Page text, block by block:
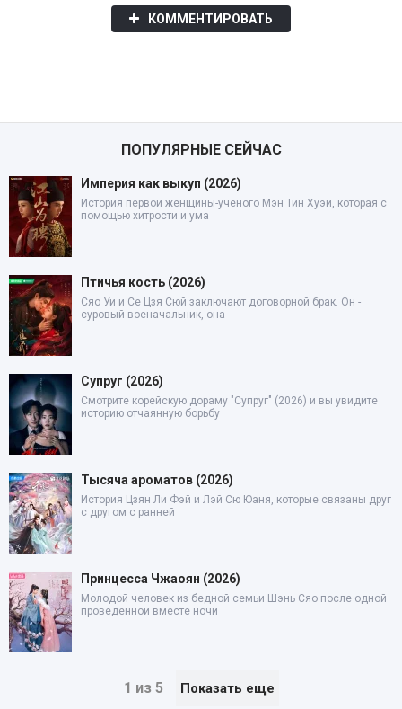
КОММЕНТИРОВАТЬ
ПОПУЛЯРНЫЕ СЕЙЧАС
Империя как выкуп (2026)
История первой женщины-ученого Мэн Тин Хуэй, которая с
помощью хитрости и ума
Птичья кость (2026)
Сяо Уи и Се Цзя Сюй заключают договорной брак. Он -
суровый военачальник, она -
Супруг (2026)
Смотрите корейскую дораму "Супруг" (2026) и вы увидите
историю отчаянную борьбу
Тысяча ароматов (2026)
История Цзян Ли Фэй и Лэй Сю Юаня, которые связаны друг
с другом с ранней
Принцесса Чжаоян (2026)
Молодой человек из бедной семьи Шэнь Сяо после одной
проведенной вместе ночи
1 из 5 Показать еще